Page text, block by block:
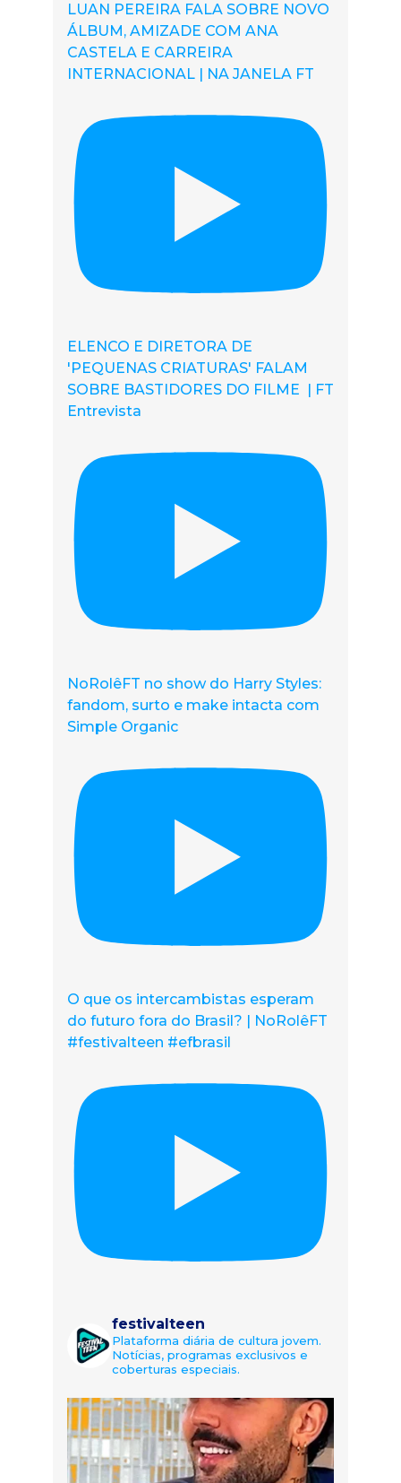
LUAN PEREIRA FALA SOBRE NOVO
ÁLBUM, AMIZADE COM ANA
CASTELA E CARREIRA
INTERNACIONAL | NA JANELA FT
ELENCO E DIRETORA DE
'PEQUENAS CRIATURAS' FALAM
SOBRE BASTIDORES DO FILME | FT
Entrevista
NoRolêFT no show do Harry Styles:
fandom, surto e make intacta com
Simple Organic
O que os intercambistas esperam
do futuro fora do Brasil? | NoRolêFT
#festivalteen #efbrasil
festivalteen
Plataforma diária de cultura jovem.
Notícias, programas exclusivos e
coberturas especiais.